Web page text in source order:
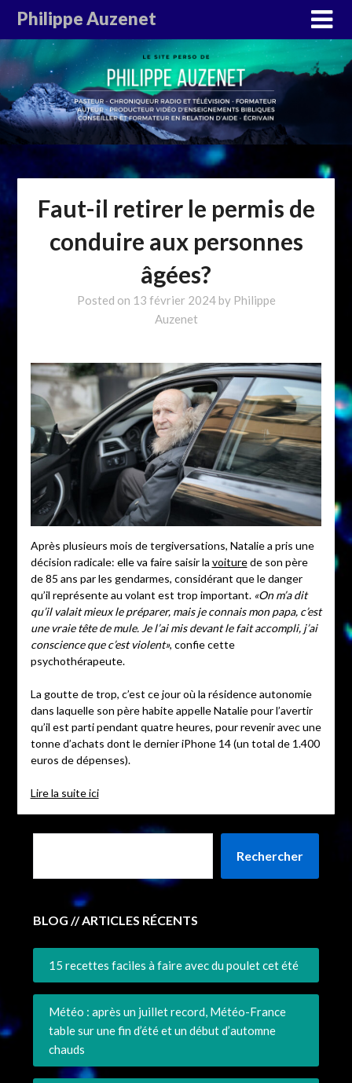
Philippe Auzenet
Faut-il retirer le permis de
conduire aux personnes
âgées?
Posted on 13 février 2024by Philippe
Auzenet
Après plusieurs mois de tergiversations, Natalie a pris une
décision radicale: elle va faire saisir la voiturede son père
de 85 ans par les gendarmes, considérant que le danger
qu’il représente au volant est trop important. «On m’a dit
qu’il valait mieux le préparer, mais je connais mon papa, c’est
une vraie tête de mule. Je l’ai mis devant le fait accompli, j’ai
conscience que c’est violent», confie cette
psychothérapeute.
La goutte de trop, c’est ce jour où la résidence autonomie
dans laquelle son père habite appelle Natalie pour l’avertir
qu’il est parti pendant quatre heures, pour revenir avec une
tonne d’achats dont le dernier iPhone 14 (un total de 1.400
euros de dépenses).
Lire la suite ici
Rechercher
BLOG // ARTICLES RÉCENTS
15 recettes faciles à faire avec du poulet cet été
Météo : après un juillet record, Météo-France
table sur une fin d’été et un début d’automne
chauds